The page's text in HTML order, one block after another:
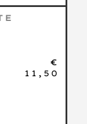
€
11,50